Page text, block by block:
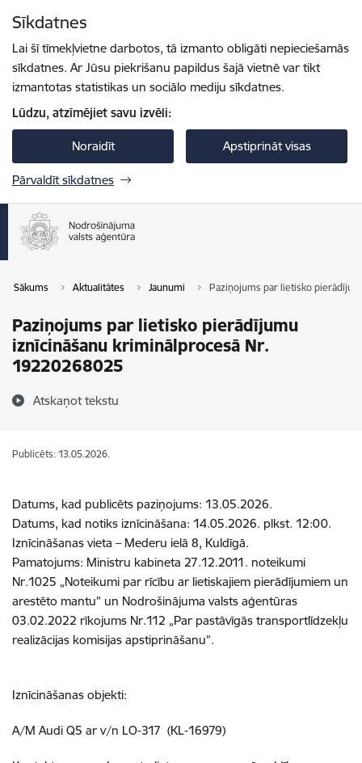
Sīkdatnes
Lai šī tīmekļvietne darbotos, tā izmanto obligāti nepieciešamās
sīkdatnes. Ar Jūsu piekrišanu papildus šajā vietnē var tikt
izmantotas statistikas un sociālo mediju sīkdatnes.
Lūdzu, atzīmējiet savu izvēli:
Noraidīt Apstiprināt visas
Pārvaldīt sīkdatnes
Sākums Aktualitātes Jaunumi Paziņojums par lietisko
Paziņojums par lietisko pierādījumu
iznīcināšanu kriminālprocesā Nr.
19220268025
Atskaņot tekstu
Publicēts: 13.05.2026.
Datums, kad publicēts paziņojums: 13.05.2026.
Datums, kad notiks iznīcināšana: 14.05.2026. plkst. 12:00.
Iznīcināšanas vieta – Mederu ielā 8, Kuldīgā.
Pamatojums: Ministru kabineta 27.12.2011. noteikumi
Nr.1025 „Noteikumi par rīcību ar lietiskajiem pierādījumiem un
arestēto mantu” un Nodrošinājuma valsts aģentūras
03.02.2022 rīkojums Nr.112 „Par pastāvīgās transportlīdzekļu
realizācijas komisijas apstiprināšanu”.
Iznīcināšanas objekti:
A/M Audi Q5 ar v/n LO-317 (KL-16979)